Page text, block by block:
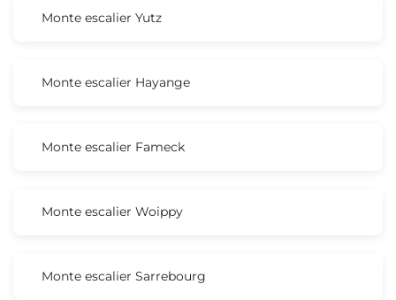
Monte escalier Yutz
Monte escalier Hayange
Monte escalier Fameck
Monte escalier Woippy
Monte escalier Sarrebourg